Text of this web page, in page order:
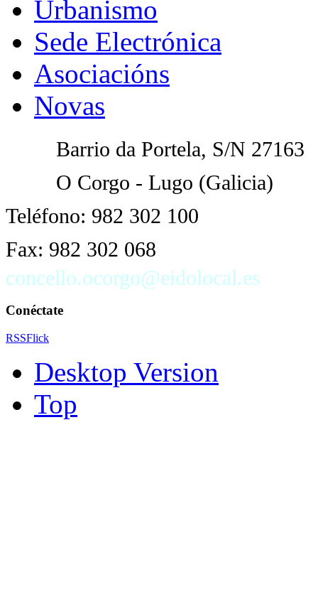
Urbanismo
Sede Electrónica
Asociacións
Novas
Barrio da Portela, S/N 27163
O Corgo - Lugo (Galicia)
Teléfono: 982 302 100
Fax: 982 302 068
concello.ocorgo@eidolocal.es
Conéctate
RSSFlick
Desktop Version
Top